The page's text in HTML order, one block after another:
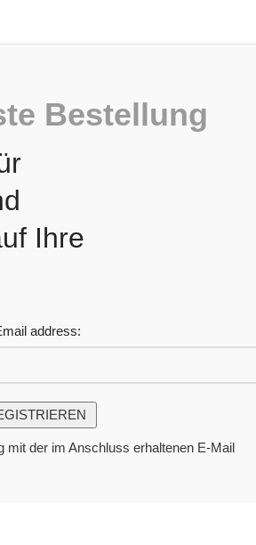
Bestellung
Ihre
address:
mit der im Anschluss erhaltenen E-Mail